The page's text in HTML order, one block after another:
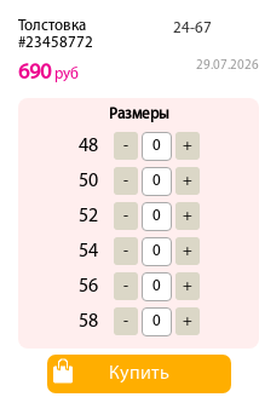
Толстовка
#23458772
24-67
29.07.2026
690руб
Размеры
48 - +
50 - +
52 - +
54 - +
56 - +
58 - +
Купить